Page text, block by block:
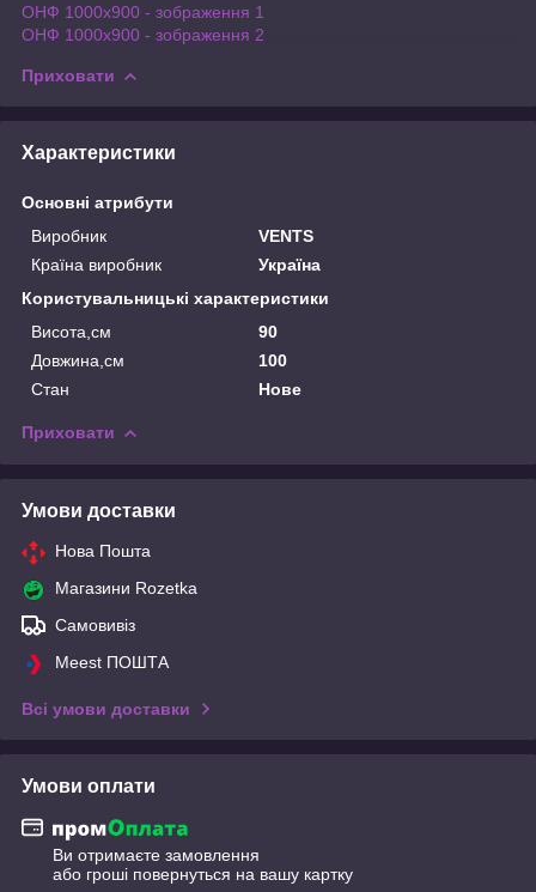
ОНФ 1000x900 - зображення 1
ОНФ 1000x900 - зображення 2
Приховати
Характеристики
Основні атрибути
Виробник
VENTS
Країна виробник
Україна
Користувальницькі характеристики
Висота,см
90
Довжина,см
100
Стан
Нове
Приховати
Умови доставки
Нова Пошта
Магазини Rozetka
Самовивіз
Meest ПОШТА
Всі умови доставки
Умови оплати
Ви отримаєте замовлення
або гроші повернуться на вашу картку